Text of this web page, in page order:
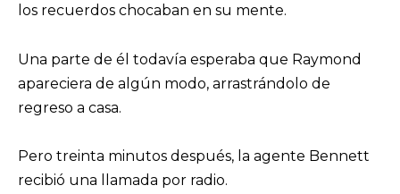
los recuerdos chocaban en su mente.
Una parte de él todavía esperaba que Raymond
apareciera de algún modo, arrastrándolo de
regreso a casa.
Pero treinta minutos después, la agente Bennett
recibió una llamada por radio.